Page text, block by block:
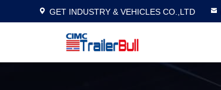
GET INDUSTRY & VEHICLES CO.,LTD